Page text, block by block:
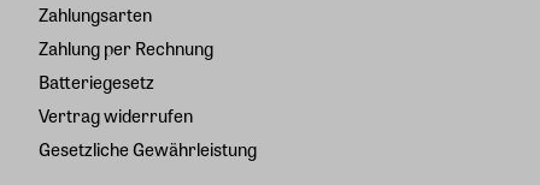
Zahlungsarten
Zahlung per Rechnung
Batteriegesetz
Vertrag widerrufen
Gesetzliche Gewährleistung